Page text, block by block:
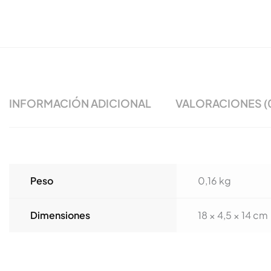
INFORMACIÓN ADICIONAL VALORACIONES
Peso 0,16 kg
Dimensiones 18 × 4,5 × 14 cm